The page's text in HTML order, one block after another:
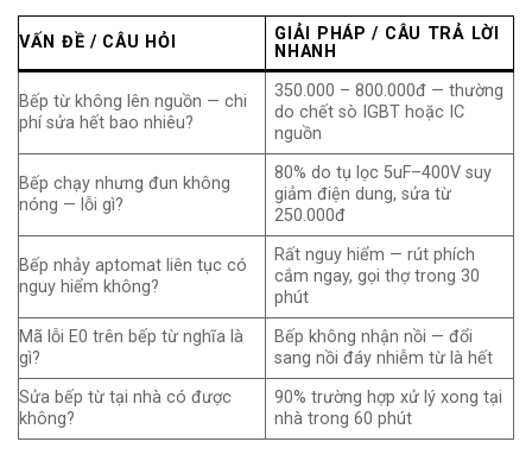
VẤN ĐỀ / CÂU HỎI
GIẢI PHÁP / CÂU TRẢ LỜI
NHANH
Bếp từ không lên nguồn — chi
phí sửa hết bao nhiêu?
350.000 – 800.000đ — thường
do chết sò IGBT hoặc IC
nguồn
Bếp chạy nhưng đun không
nóng — lỗi gì?
80% do tụ lọc 5uF–400V suy
giảm điện dung, sửa từ
250.000đ
Bếp nhảy aptomat liên tục có
nguy hiểm không?
Rất nguy hiểm — rút phích
cắm ngay, gọi thợ trong 30
phút
Mã lỗi E0 trên bếp từ nghĩa là
gì?
Bếp không nhận nồi — đổi
sang nồi đáy nhiễm từ là hết
Sửa bếp từ tại nhà có được
không?
90% trường hợp xử lý xong tại
nhà trong 60 phút